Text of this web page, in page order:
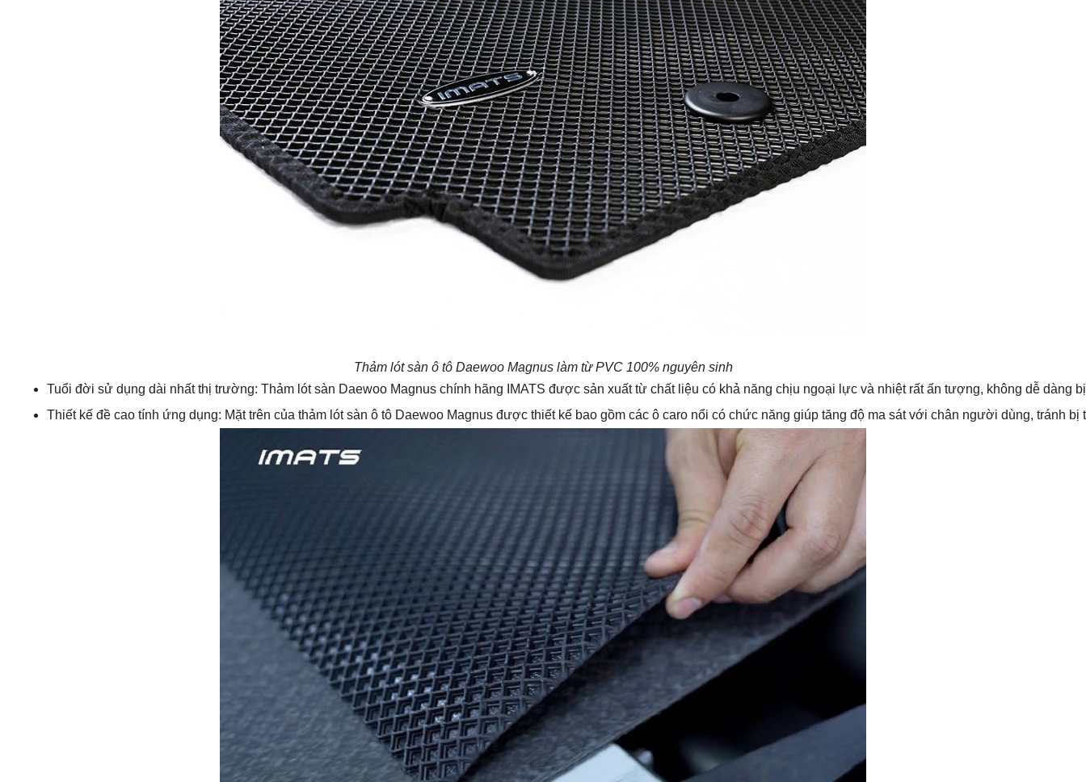
Thảm lót sàn ô tô Daewoo Magnus làm từ PVC 100% nguyên sinh
Tuổi đời sử dụng dài nhất thị trường: Thảm lót sàn Daewoo Magnus chính hãng IMATS được sản xuất từ chất liệu có khả năng chịu ngoại lực và nhiệt rất ấn tượng, không dễ dàng
Thiết kế đề cao tính ứng dụng: Mặt trên của thảm lót sàn ô tô Daewoo Magnus được thiết kế bao gồm các ô caro nổi có chức năng giúp tăng độ ma sát với chân người dùng,